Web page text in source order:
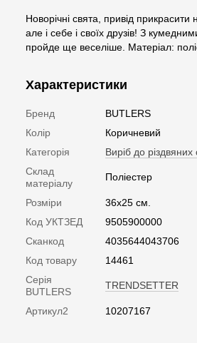
Новорічні свята, привід прикрасити
але і себе і своїх друзів! З
пройде ще веселіше. Матеріал:
Характеристики
Бренд
BUTLERS
Колір
Коричневий
Категорія
Виріб до різдвяних
Склад
матеріалу
Поліестер
Розміри
36х25 см.
Код УКТЗЕД
9505900000
Сканкод
4035644043706
Код товару
14461
Серія
BUTLERS
TRENDSETTER
Артикул2 10207167